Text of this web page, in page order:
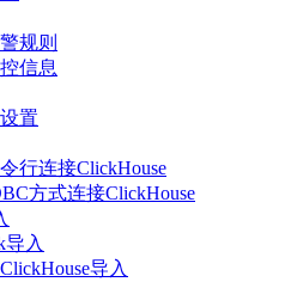
规则
信息
置
行连接ClickHouse
方式连接ClickHouse
导入
导入